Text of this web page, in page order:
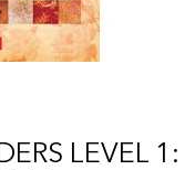
LEVEL 1: